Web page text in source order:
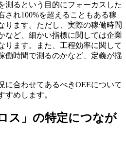
測るという目的にフォーカスした
され100%を超えることもある稼
ります。ただし、実際の稼働時間
など、細かい指標に関しては企業
ります。また、工程効率に関して
働時間で測るのかなど、定義が揺
に合わせてあるべきOEEについて
すめします。
ス」の特定につなが